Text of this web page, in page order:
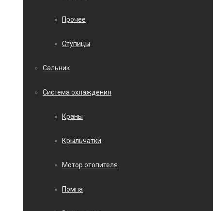
Прочее
Ступицы
Сальник
Система охлаждения
Краны
Крыльчатки
Мотор отопителя
Помпа